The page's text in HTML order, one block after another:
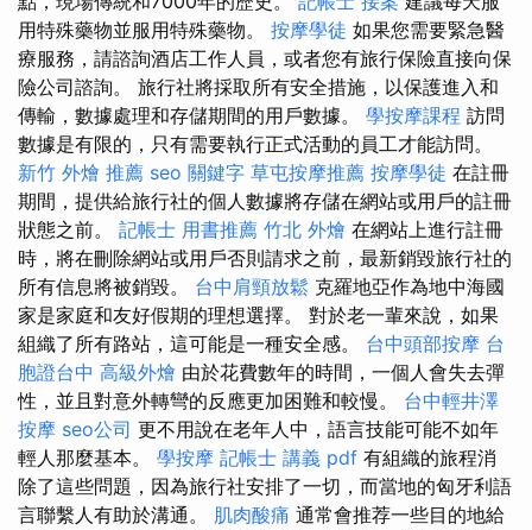
用特殊藥物並服用特殊藥物。 按摩學徒 如果您需要緊急醫
療服務，請諮詢酒店工作人員，或者您有旅行保險直接向保
險公司諮詢。 旅行社將採取所有安全措施，以保護進入和
傳輸，數據處理和存儲期間的用戶數據。 學按摩課程 訪問
數據是有限的，只有需要執行正式活動的員工才能訪問。
新竹 外燴 推薦 seo 關鍵字 草屯按摩推薦 按摩學徒 在註冊
期間，提供給旅行社的個人數據將存儲在網站或用戶的註冊
狀態之前。 記帳士 用書推薦 竹北 外燴 在網站上進行註冊
時，將在刪除網站或用戶否則請求之前，最新銷毀旅行社的
所有信息將被銷毀。 台中肩頸放鬆 克羅地亞作為地中海國
家是家庭和友好假期的理想選擇。 對於老一輩來說，如果
組織了所有路站，這可能是一種安全感。 台中頭部按摩 台
胞證台中 高級外燴 由於花費數年的時間，一個人會失去彈
性，並且對意外轉彎的反應更加困難和較慢。 台中輕井澤
按摩 seo公司 更不用說在老年人中，語言技能可能不如年
輕人那麼基本。 學按摩 記帳士 講義 pdf 有組織的旅程消
除了這些問題，因為旅行社安排了一切，而當地的匈牙利語
言聯繫人有助於溝通。 肌肉酸痛 通常會推荐一些目的地給